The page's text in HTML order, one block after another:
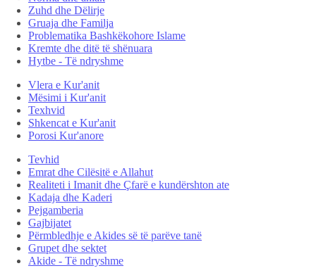
Zuhd dhe Dëlirje
Gruaja dhe Familja
Problematika Bashkëkohore Islame
Kremte dhe ditë të shënuara
Hytbe - Të ndryshme
Vlera e Kur'anit
Mësimi i Kur'anit
Texhvid
Shkencat e Kur'anit
Porosi Kur'anore
Tevhid
Emrat dhe Cilësitë e Allahut
Realiteti i Imanit dhe Çfarë e kundërshton ate
Kadaja dhe Kaderi
Pejgamberia
Gajbijatet
Përmbledhje e Akides së të parëve tanë
Grupet dhe sektet
Akide - Të ndryshme